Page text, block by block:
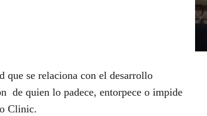
que se relaciona con el desarrollo
de quien lo padece, entorpece o impide
Clinic.